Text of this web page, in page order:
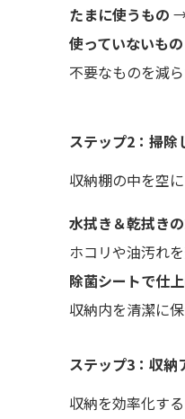
たまに使うもの
使っていないもの
不要なものを減
ステップ2：掃除
収納棚の中を空
水拭き＆乾拭き
ホコリや油汚れ
除菌シートで仕
収納内を清潔に
ステップ3：収納
収納を効率化す